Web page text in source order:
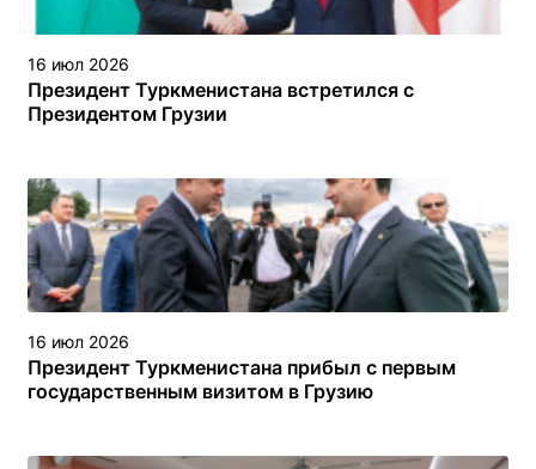
16 июл 2026
Президент Туркменистана встретился с
Президентом Грузии
16 июл 2026
Президент Туркменистана прибыл с первым
государственным визитом в Грузию